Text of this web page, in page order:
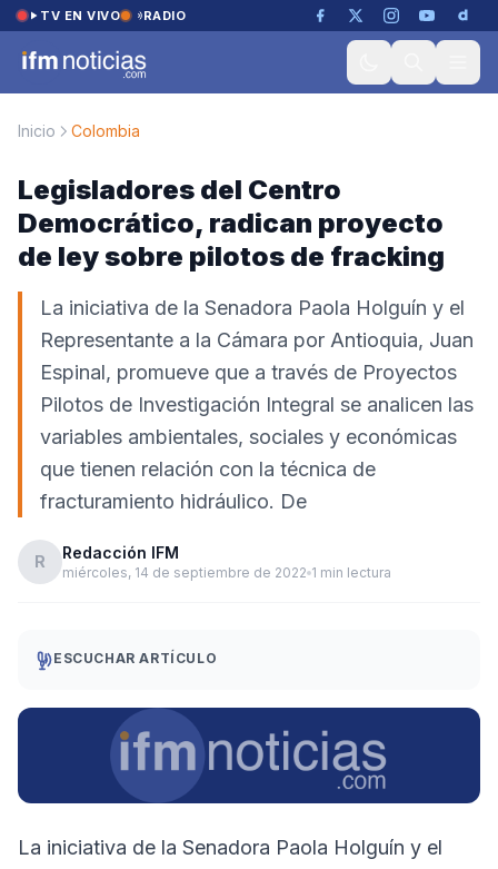
Saltar al contenido
TV EN VIVO RADIO
Inicio Colombia
Legisladores del Centro
Democrático, radican proyecto
de ley sobre pilotos de fracking
La iniciativa de la Senadora Paola Holguín y el
Representante a la Cámara por Antioquia, Juan
Espinal, promueve que a través de Proyectos
Pilotos de Investigación Integral se analicen las
variables ambientales, sociales y económicas
que tienen relación con la técnica de
fracturamiento hidráulico. De
R Redacción IFM
miércoles, 14 de septiembre de 2022 1 min lectura
ESCUCHAR ARTÍCULO
La iniciativa de la Senadora Paola Holguín y el